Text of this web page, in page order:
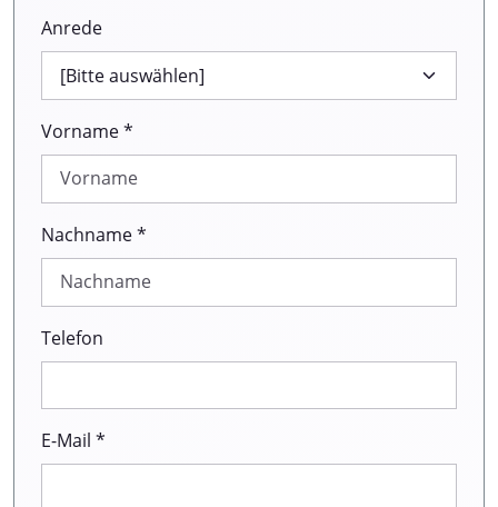
Anrede
Vorname *
Nachname *
Telefon
E-Mail *